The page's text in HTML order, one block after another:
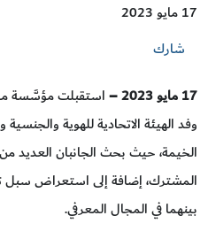
17 مايو 2023
شارك
17 مايو 2023 –
استقبلت مؤسَّسة
وفد الهيئة الاتحادية للهوية
الخيمة، حيث بحث الجانبان العديد
المشترك، إضافة إلى استعراض سبل
بينهما في المجال المعرفي.